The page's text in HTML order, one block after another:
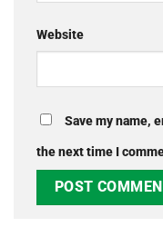
Website
Save my name,
the next time I